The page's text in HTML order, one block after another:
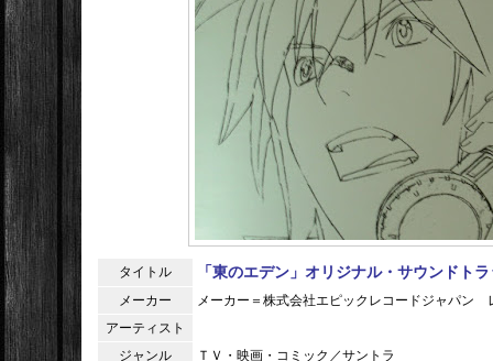
タイトル 「東のエデン」オリジナル・サウンドト
メーカー
メーカー＝株式会社エピックレコードジャパン
アーティスト
ジャンル
ＴＶ・映画・コミック／サントラ